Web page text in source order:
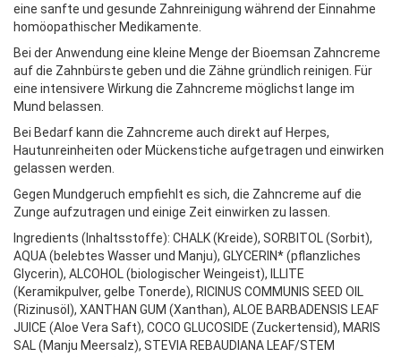
eine sanfte und gesunde Zahnreinigung während der Einnahme
homöopathischer Medikamente.
Bei der Anwendung eine kleine Menge der Bioemsan Zahncreme
auf die Zahnbürste geben und die Zähne gründlich reinigen. Für
eine intensivere Wirkung die Zahncreme möglichst lange im
Mund belassen.
Bei Bedarf kann die Zahncreme auch direkt auf Herpes,
Hautunreinheiten oder Mückenstiche aufgetragen und einwirken
gelassen werden.
Gegen Mundgeruch empfiehlt es sich, die Zahncreme auf die
Zunge aufzutragen und einige Zeit einwirken zu lassen.
Ingredients (Inhaltsstoffe): CHALK (Kreide), SORBITOL (Sorbit),
AQUA (belebtes Wasser und Manju), GLYCERIN* (pflanzliches
Glycerin), ALCOHOL (biologischer Weingeist), ILLITE
(Keramikpulver, gelbe Tonerde), RICINUS COMMUNIS SEED OIL
(Rizinusöl), XANTHAN GUM (Xanthan), ALOE BARBADENSIS LEAF
JUICE (Aloe Vera Saft), COCO GLUCOSIDE (Zuckertensid), MARIS
SAL (Manju Meersalz), STEVIA REBAUDIANA LEAF/STEM